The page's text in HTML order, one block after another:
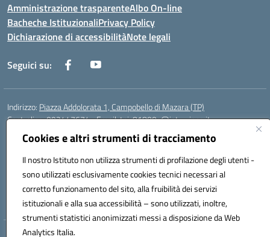
Cookies e altri strumenti di tracciamento
Il nostro Istituto non utilizza strumenti di profilazione degli utenti -
sono utilizzati esclusivamente cookies tecnici necessari al
corretto funzionamento del sito, alla fruibilità dei servizi
istituzionali e alla sua accessibilità – sono utilizzati, inoltre,
strumenti statistici anonimizzati messi a disposizione da Web
Analytics Italia.
Amministrazione trasparenteAlbo On-line
Bacheche IstituzionaliPrivacy Policy
Dichiarazione di accessibilitàNote legali
Seguici su:
Indirizzo: Piazza Addolorata 1, Campobello di Mazara (TP)
Centralino:092447674 Email:tpic81800e@istruzione.it
Posta elettronica certificata (PEC):
tpic81800e@pec.istruzione.it
Codice fiscale: 81000910810
Codice meccanografico:TPIC81800E
Codice Indice delle Pubbliche Amministrazioni (IPA): istsc_tpic81800e
Codice unico di fatturazione (CUF): BAFXZG